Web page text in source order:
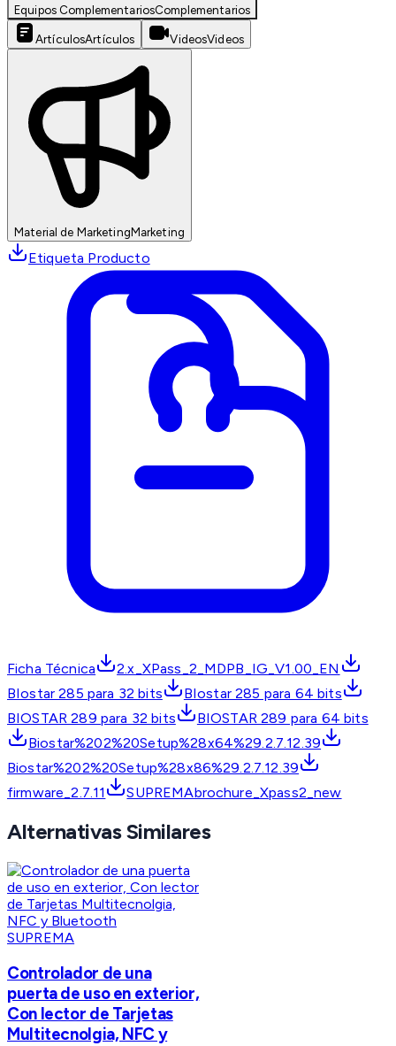
Equipos ComplementariosComplementarios
ArtículosArtículos VideosVideos
Material de MarketingMarketing
Etiqueta Producto
Ficha Técnica
2.x_XPass_2_MDPB_IG_V1.00_EN
BIostar 285 para 32 bits
BIostar 285 para 64 bits
BIOSTAR 289 para 32 bits
BIOSTAR 289 para 64 bits
Biostar%202%20Setup%28x64%29.2.7.12.39
Biostar%202%20Setup%28x86%29.2.7.12.39
firmware_2.7.11
SUPREMAbrochure_Xpass2_new
Alternativas Similares
SUPREMA
Controlador de una
puerta de uso en exterior,
Con lector de Tarjetas
Multitecnolgia, NFC y